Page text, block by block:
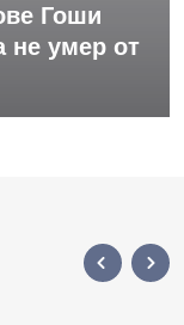
Гоши
не умер от